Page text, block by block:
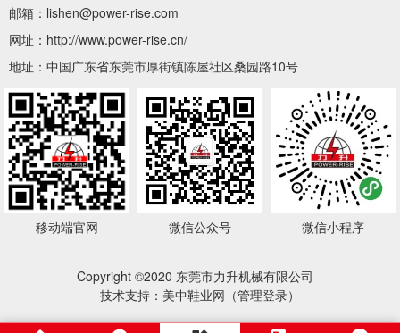
邮箱：lishen@power-rise.com
网址：http://www.power-rise.cn/
地址：中国广东省东莞市厚街镇陈屋社区桑园路10号
移动端官网 微信公众号 微信小程序
Copyright ©2020 东莞市力升机械有限公司
技术支持：美中鞋业网（管理登录）